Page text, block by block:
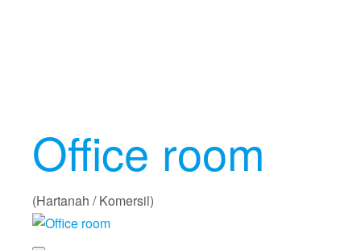
Office room
(Hartanah / Komersil)